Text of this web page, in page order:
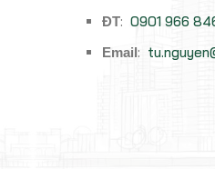
ĐT: 0901 966
Email: